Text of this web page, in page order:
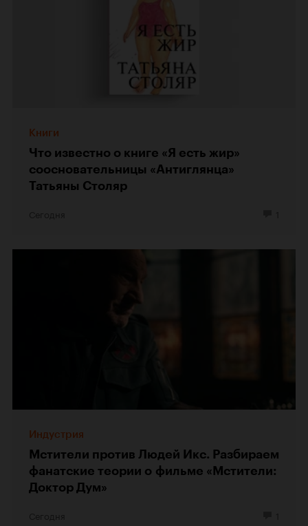
Книги
Что известно о книге «Я есть жир»
соосновательницы «Антиглянца»
Татьяны Столяр
Индустрия
Мстители против Людей Икс. Разбираем
фанатские теории о фильме «Мстители:
Доктор Дум»